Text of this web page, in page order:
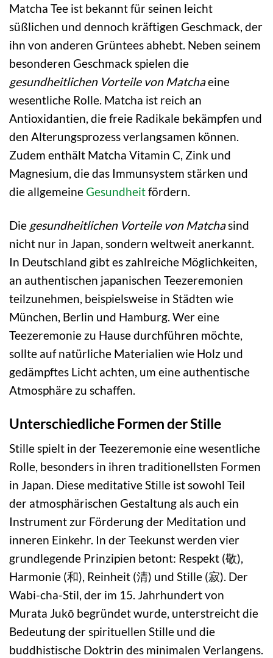
Matcha Tee ist bekannt für seinen leicht
süßlichen und dennoch kräftigen Geschmack, der
ihn von anderen Grüntees abhebt. Neben seinem
besonderen Geschmack spielen die
gesundheitlichen Vorteile von Matchaeine
wesentliche Rolle. Matcha ist reich an
Antioxidantien, die freie Radikale bekämpfen und
den Alterungsprozess verlangsamen können.
Zudem enthält Matcha Vitamin C, Zink und
Magnesium, die das Immunsystem stärken und
die allgemeineGesundheitfördern.
Die gesundheitlichen Vorteile von Matchasind
nicht nur in Japan, sondern weltweit anerkannt.
In Deutschland gibt es zahlreiche Möglichkeiten,
an authentischen japanischen Teezeremonien
teilzunehmen, beispielsweise in Städten wie
München, Berlin und Hamburg. Wer eine
Teezeremonie zu Hause durchführen möchte,
sollte auf natürliche Materialien wie Holz und
gedämpftes Licht achten, um eine authentische
Atmosphäre zu schaffen.
Unterschiedliche Formen der Stille
Stille spielt in der Teezeremonie eine wesentliche
Rolle, besonders in ihren traditionellsten Formen
in Japan. Diese meditative Stille ist sowohl Teil
der atmosphärischen Gestaltung als auch ein
Instrument zur Förderung der Meditation und
inneren Einkehr. In der Teekunst werden vier
grundlegende Prinzipien betont: Respekt (敬),
Harmonie (和), Reinheit (清) und Stille (寂). Der
Wabi-cha-Stil, der im 15. Jahrhundert von
Murata Jukō begründet wurde, unterstreicht die
Bedeutung der spirituellen Stille und die
buddhistische Doktrin des minimalen Verlangens.